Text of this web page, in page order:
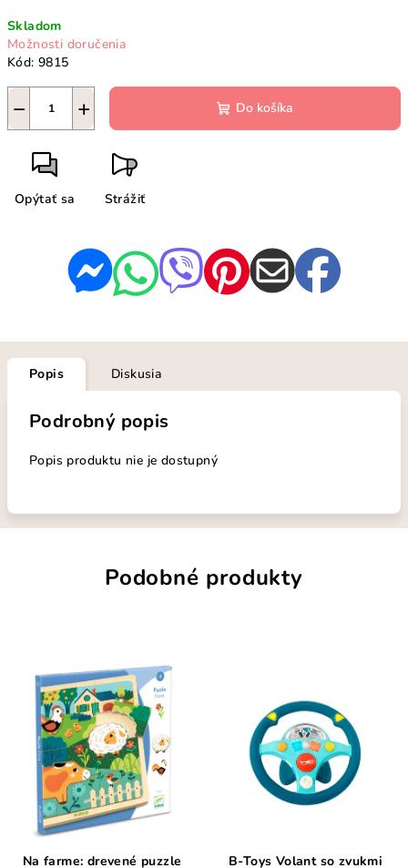
cena:
Skladom
Možnosti doručenia
Kód: 9815
+
− Do košíka
Opýtať sa Strážiť
Popis Diskusia
Podrobný popis
Popis produktu nie je dostupný
Podobné produkty
Na farme: drevené puzzle B-Toys Volant so zvukmi